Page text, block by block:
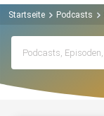
Startseite Podcasts